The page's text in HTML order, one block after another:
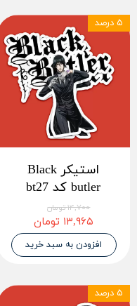
استیکر Black
butler کد bt27
۱۴,۷۰۰ تومان
۱۳,۹۶۵ تومان
افزودن به سبد خرید
۵ درصد
۵ درصد